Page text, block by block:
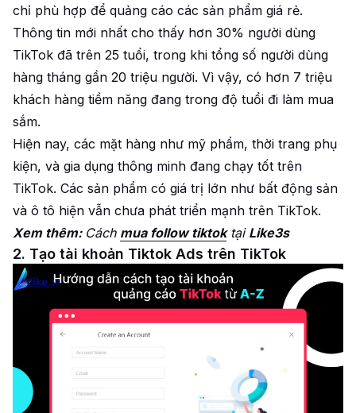
chỉ phù hợp để quảng cáo các sản phẩm giá rẻ.
Thông tin mới nhất cho thấy hơn 30% người dùng
TikTok đã trên 25 tuổi, trong khi tổng số người dùng
hàng tháng gần 20 triệu người. Vì vậy, có hơn 7 triệu
khách hàng tiềm năng đang trong độ tuổi đi làm mua
sắm.
Hiện nay, các mặt hàng như mỹ phẩm, thời trang phụ
kiện, và gia dụng thông minh đang chạy tốt trên
TikTok. Các sản phẩm có giá trị lớn như bất động sản
và ô tô hiện vẫn chưa phát triển mạnh trên TikTok.
Xem thêm: Cách mua follow tiktoktại Like3s
2. Tạo tài khoản Tiktok Ads trên TikTok